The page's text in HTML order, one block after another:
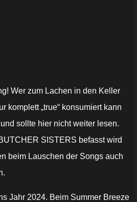
Wer zum Lachen in den Keller
komplett „true“ konsumiert kann
sollte hier nicht weiter lesen.
SISTERS befasst wird
beim Lauschen der Songs auch
Jahr 2024. Beim Summer Breeze